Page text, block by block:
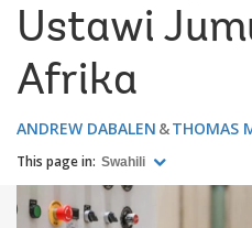
Ustawi
Afrika
ANDREW DABALEN THOMAS
This page in: Swahili